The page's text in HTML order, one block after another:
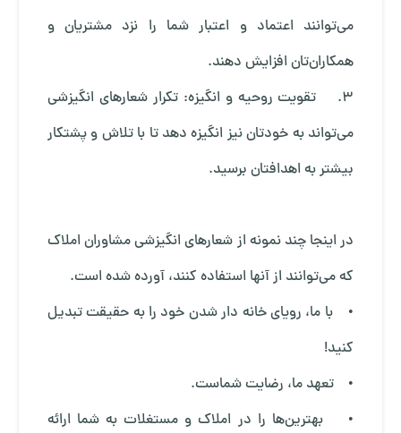
می‌توانند اعتماد و اعتبار شما را نزد مشتریان و
همکاران‌تان افزایش دهند.
3. تقویت روحیه و انگیزه: تکرار شعارهای انگیزشی
می‌تواند به خودتان نیز انگیزه دهد تا با تلاش و پشتکار
بیشتر به اهدافتان برسید.
در اینجا چند نمونه از شعارهای انگیزشی مشاوران املاک
که می‌توانند از آنها استفاده کنند، آورده شده است.
• با ما، رویای خانه دار شدن خود را به حقیقت تبدیل
کنید!
• تعهد ما، رضایت شماست.
• بهترین‌ها را در املاک و مستغلات به شما ارائه